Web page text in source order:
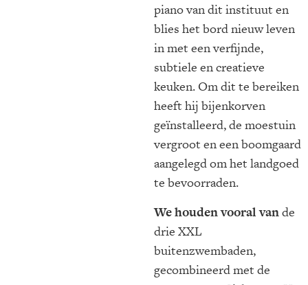
piano van dit instituut en
blies het bord nieuw leven
in met een verfijnde,
subtiele en creatieve
keuken. Om dit te bereiken
heeft hij bijenkorven
geïnstalleerd, de moestuin
vergroot en een boomgaard
aangelegd om het landgoed
te bevoorraden.
We houden vooral vande
drie XXL
buitenzwembaden,
gecombineerd met de